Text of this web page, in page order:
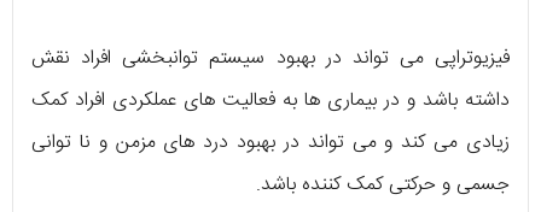
فیزیوتراپی می تواند در بهبود سیستم توانبخشی افراد نقش
داشته باشد و در بیماری ها به فعالیت های عملکردی افراد کمک
زیادی می کند و می تواند در بهبود درد های مزمن و نا توانی
جسمی و حرکتی کمک کننده باشد.